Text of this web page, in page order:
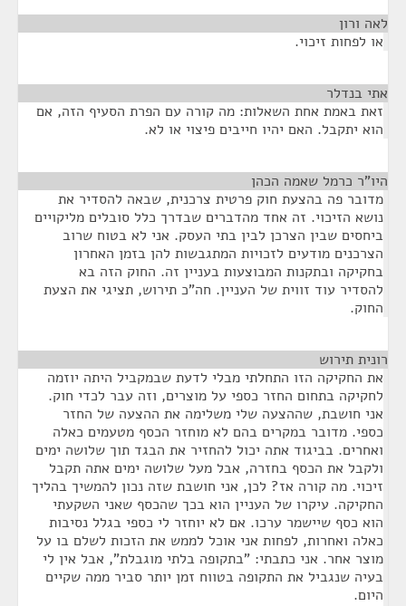
לאה ורון
או לפחות זיכוי.
אתי בנדלר
זאת באמת אחת השאלות: מה קורה עם הפרת הסעיף הזה, אם
הוא יתקבל. האם יהיו חייבים פיצוי או לא.
היו"ר כרמל שאמה הכהן
מדובר פה בהצעת חוק פרטית צרכנית, שבאה להסדיר את
נושא הזיכוי. זה אחד מהדברים שבדרך כלל סובלים מליקויים
ביחסים שבין הצרכן לבין בתי העסק. אני לא בטוח שרוב
הצרכנים מודעים לזכויות המתגבשות להן בזמן האחרון
בחקיקה ובתקנות המבוצעות בעניין זה. החוק הזה בא
להסדיר עוד זווית של העניין. חה"כ תירוש, תציגי את הצעת
החוק.
רונית תירוש
את החקיקה הזו התחלתי מבלי לדעת שבמקביל היתה יוזמה
לחקיקה בתחום החזר כספי על מוצרים, וזה עבר לכדי חוק.
אני חושבת, שההצעה שלי משלימה את ההצעה של החזר
כספי. מדובר במקרים בהם לא מוחזר הכסף מטעמים כאלה
ואחרים. בביגוד אתה יכול להחזיר את הבגד תוך שלושה ימים
ולקבל את הכסף בחזרה, אבל מעל שלושה ימים אתה תקבל
זיכוי. מה קורה אז? לכן, אני חושבת שזה נכון להמשיך בהליך
החקיקה. עיקרו של העניין הוא בכך שהכסף שאני השקעתי
הוא כסף שיישמר ערכו. אם לא יוחזר לי כספי בגלל נסיבות
כאלה ואחרות, לפחות אני אוכל לממש את הזכות לשלם בו על
מוצר אחר. אני כתבתי: "בתקופה בלתי מוגבלת", אבל אין לי
בעיה שנגביל את התקופה בטווח זמן יותר סביר ממה שקיים
היום.